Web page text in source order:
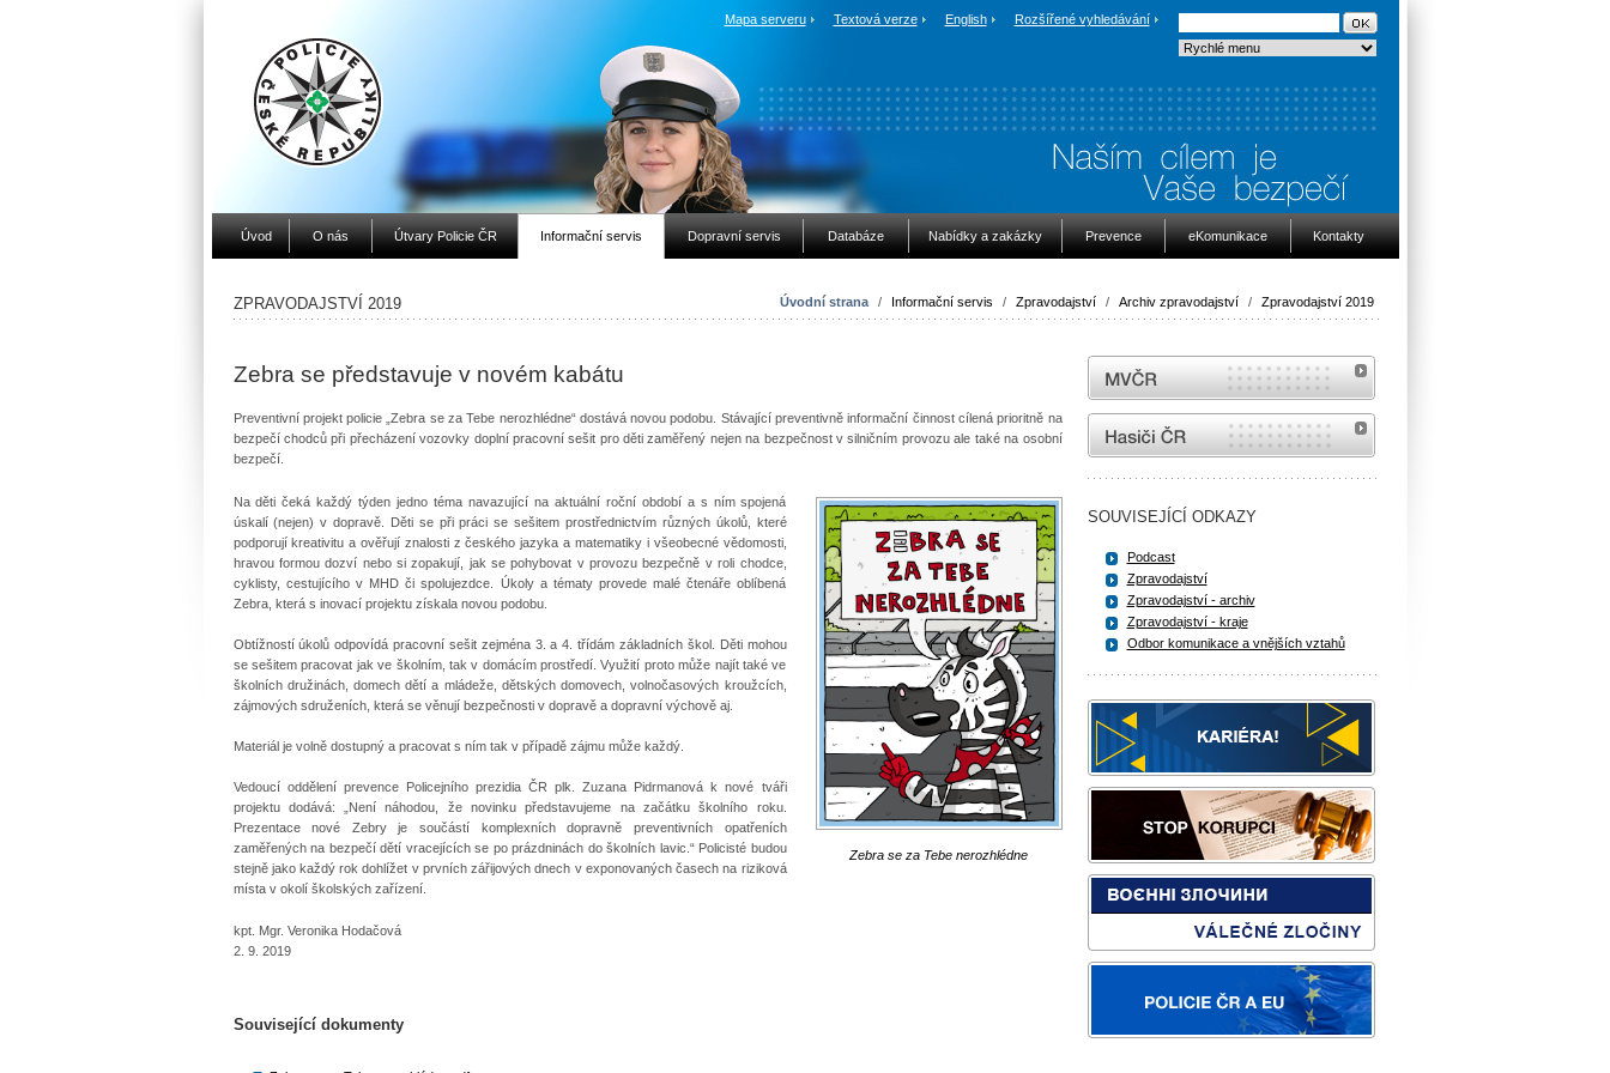
Mapa serveru Textová verze English Rozšířené vyhledávání
Úvod O nás Útvary Policie ČR Informační servis Dopravní servis Databáze Nabídky a zakázky Prevence eKomunikace Kontakty
Úvodní strana / Informační servis / Zpravodajství / Archiv zpravodajství / Zpravodajství 2019
ZPRAVODAJSTVÍ 2019
Zebra se představuje v novém kabátu
Preventivní projekt policie „Zebra se za Tebe nerozhlédne“ dostává novou podobu. Stávající preventivně informační činnost cílená prioritně na
bezpečí chodců při přecházení vozovky doplní pracovní sešit pro děti zaměřený nejen na bezpečnost v silničním provozu ale také na osobní
bezpečí.
Zebra se za Tebe nerozhlédne
Na děti čeká každý týden jedno téma navazující na aktuální roční období a s ním spojená
úskalí (nejen) v dopravě. Děti se při práci se sešitem prostřednictvím různých úkolů, které
podporují kreativitu a ověřují znalosti z českého jazyka a matematiky i všeobecné vědomosti,
hravou formou dozví nebo si zopakují, jak se pohybovat v provozu bezpečně v roli chodce,
cyklisty, cestujícího v MHD či spolujezdce. Úkoly a tématy provede malé čtenáře oblíbená
Zebra, která s inovací projektu získala novou podobu.
Obtížností úkolů odpovídá pracovní sešit zejména 3. a 4. třídám základních škol. Děti mohou
se sešitem pracovat jak ve školním, tak v domácím prostředí. Využití proto může najít také ve
školních družinách, domech dětí a mládeže, dětských domovech, volnočasových kroužcích,
zájmových sdruženích, která se věnují bezpečnosti v dopravě a dopravní výchově aj.
Materiál je volně dostupný a pracovat s ním tak v případě zájmu může každý.
Vedoucí oddělení prevence Policejního prezidia ČR plk. Zuzana Pidrmanová k nové tváři
projektu dodává: „Není náhodou, že novinku představujeme na začátku školního roku.
Prezentace nové Zebry je součástí komplexních dopravně preventivních opatřeních
zaměřených na bezpečí dětí vracejících se po prázdninách do školních lavic.“ Policisté budou
stejně jako každý rok dohlížet v prvních zářijových dnech v exponovaných časech na riziková
místa v okolí školských zařízení.
kpt. Mgr. Veronika Hodačová
2. 9. 2019
Související dokumenty
MVČR
internetové stránky Hasiči ČR
SOUVISEJÍCÍ ODKAZY
Podcast
Zpravodajství
Zpravodajství - archiv
Zpravodajství - kraje
Odbor komunikace a vnějších vztahů